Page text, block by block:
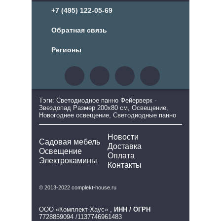
+7 (495) 122-05-69
Обратная связь
Регионы
Тэги: Светодиодное панно Фейерверк -
Звездопад Размер 200х80 см, Освещение,
Новогоднее освещение, Светодиодные панно
Садовая мебель
Освещение
Электрокамины
Новости
Доставка
Оплата
Контакты
© 2013-2022 complekt-house.ru
ООО «Комплект-Хаус» , ИНН / ОГРН
7728859094 /1137746961483